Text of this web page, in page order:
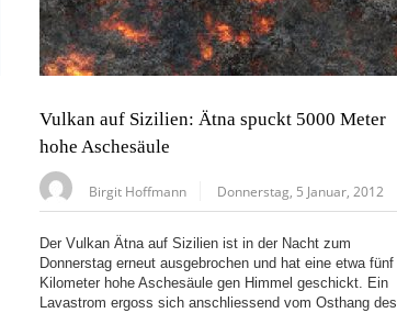
Vulkan auf Sizilien: Ätna spuckt 5000 Meter
hohe Aschesäule
Birgit Hoffmann Donnerstag, 5 Januar, 2012
Der Vulkan Ätna auf Sizilien ist in der Nacht zum
Donnerstag erneut ausgebrochen und hat eine etwa fünf
Kilometer hohe Aschesäule gen Himmel geschickt. Ein
Lavastrom ergoss sich anschliessend vom Osthang des